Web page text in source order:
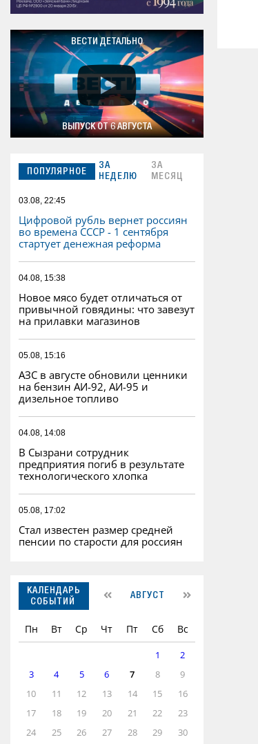
ВЕСТИ ДЕТАЛЬНО
ВЫПУСК ОТ 6 АВГУСТА
ПОПУЛЯРНОЕ
ЗА
НЕДЕЛЮ
ЗА
МЕСЯЦ
03.08, 22:45
Цифровой рубль вернет россиян
во времена СССР - 1 сентября
стартует денежная реформа
04.08, 15:38
Новое мясо будет отличаться от
привычной говядины: что завезут
на прилавки магазинов
05.08, 15:16
АЗС в августе обновили ценники
на бензин АИ-92, АИ-95 и
дизельное топливо
04.08, 14:08
В Сызрани сотрудник
предприятия погиб в результате
технологического хлопка
05.08, 17:02
Стал известен размер средней
пенсии по старости для россиян
КАЛЕНДАРЬ
СОБЫТИЙ
АВГУСТ
Пн Вт Ср Чт Пт Сб Вс
1
2
3
4 5 6 7 8
9
10
11 12 13 14 15
16
17
18 19 20 21 22
23
24
25 26 27 28 29 30